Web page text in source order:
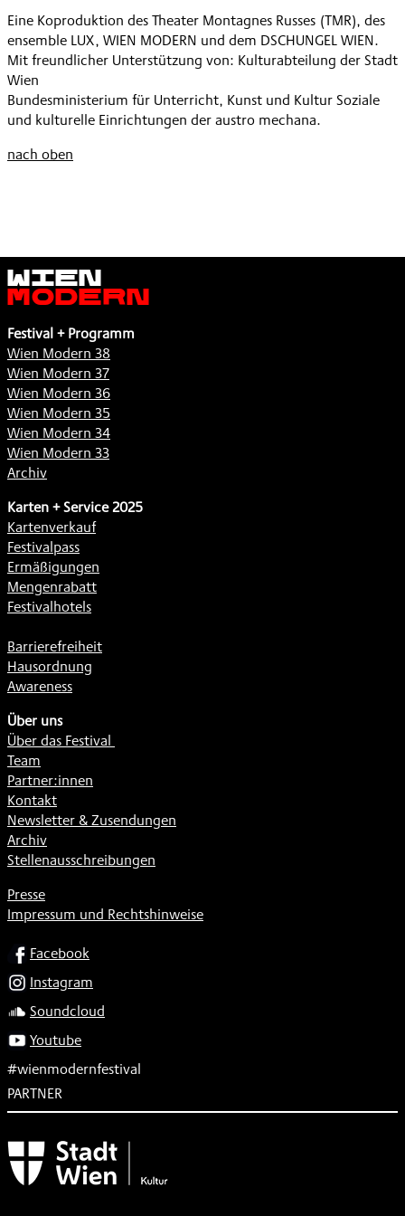
,
ALTEN
MANN«
,
»DAS
MÄRCHEN
VOM
ALTEN
MANN«
,
Eine Koproduktion des Theater Montagnes Russes (TMR), des
ensemble LUX, WIEN MODERN und dem DSCHUNGEL WIEN.
Mit freundlicher Unterstützung von: Kulturabteilung der Stadt
Wien
Bundesministerium für Unterricht, Kunst und Kultur Soziale
und kulturelle Einrichtungen der austro mechana.
nach oben
Wien
Modern
Festival + Programm
Wien Modern 38
Wien Modern 37
Wien Modern 36
Wien Modern 35
Wien Modern 34
Wien Modern 33
Archiv
Karten + Service 2025
Kartenverkauf
Festivalpass
Ermäßigungen
Mengenrabatt
Festivalhotels
Barrierefreiheit
Hausordnung
Awareness
Über uns
Über das Festival
Team
Partner:innen
Kontakt
Newsletter & Zusendungen
Archiv
Stellenausschreibungen
Presse
Impressum und Rechtshinweise
SOCIALFacebook
Instagram
Soundcloud
Youtube
#wienmodernfestival
PARTNER
Subventionsgeber